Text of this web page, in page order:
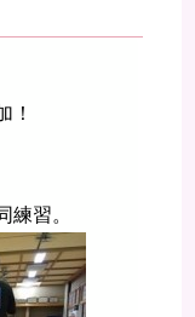
！
練習。